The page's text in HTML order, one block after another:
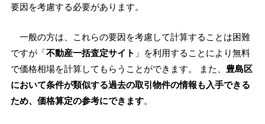
要因を考慮する必要があります。
一般の方は、これらの要因を考慮して計算することは困難
ですが「不動産一括査定サイト 」を利用することにより無料
で価格相場を計算してもらうことができます。 また、 豊島区
において条件が類似する過去の取引物件の情報も入手できる
ため、価格算定の参考にできます。